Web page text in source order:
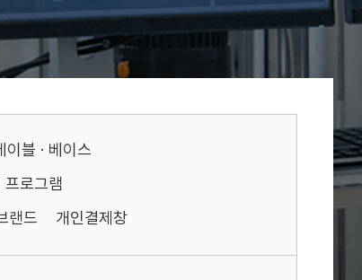
이블 · 베이스
프로그램
랜드 개인결제창